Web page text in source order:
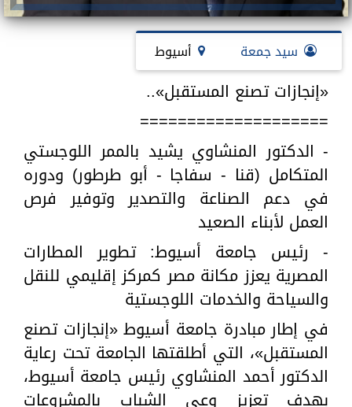
سيد جمعة أسيوط
«إنجازات تصنع المستقبل»..
====================
- الدكتور المنشاوي يشيد بالممر اللوجستي
المتكامل (قنا - سفاجا - أبو طرطور) ودوره
في دعم الصناعة والتصدير وتوفير فرص
العمل لأبناء الصعيد
- رئيس جامعة أسيوط: تطوير المطارات
المصرية يعزز مكانة مصر كمركز إقليمي للنقل
والسياحة والخدمات اللوجستية
في إطار مبادرة جامعة أسيوط «إنجازات تصنع
المستقبل»، التي أطلقتها الجامعة تحت رعاية
الدكتور أحمد المنشاوي رئيس جامعة أسيوط،
بهدف تعزيز وعي الشباب بالمشروعات